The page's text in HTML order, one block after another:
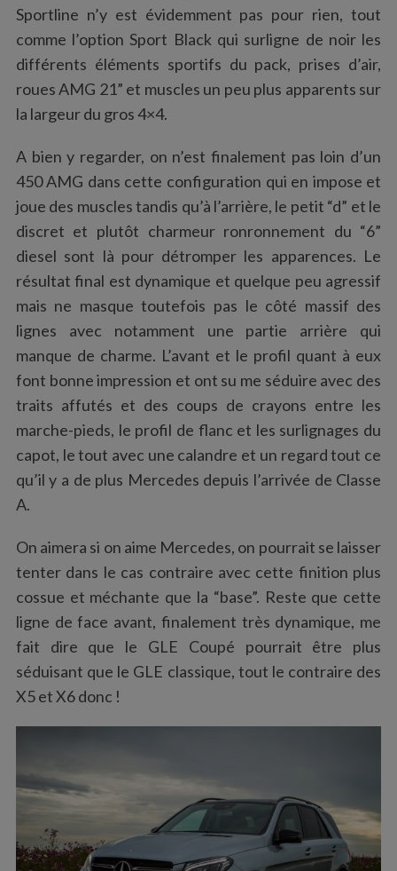
Sportline n’y est évidemment pas pour rien, tout
comme l’option Sport Black qui surligne de noir les
différents éléments sportifs du pack, prises d’air,
roues AMG 21” et muscles un peu plus apparents sur
la largeur du gros 4×4.
A bien y regarder, on n’est finalement pas loin d’un
450 AMG dans cette configuration qui en impose et
joue des muscles tandis qu’à l’arrière, le petit “d” et le
discret et plutôt charmeur ronronnement du “6”
diesel sont là pour détromper les apparences. Le
résultat final est dynamique et quelque peu agressif
mais ne masque toutefois pas le côté massif des
lignes avec notamment une partie arrière qui
manque de charme. L’avant et le profil quant à eux
font bonne impression et ont su me séduire avec des
traits affutés et des coups de crayons entre les
marche-pieds, le profil de flanc et les surlignages du
capot, le tout avec une calandre et un regard tout ce
qu’il y a de plus Mercedes depuis l’arrivée de Classe
A.
On aimera si on aime Mercedes, on pourrait se laisser
tenter dans le cas contraire avec cette finition plus
cossue et méchante que la “base”. Reste que cette
ligne de face avant, finalement très dynamique, me
fait dire que le GLE Coupé pourrait être plus
séduisant que le GLE classique, tout le contraire des
X5 et X6 donc !